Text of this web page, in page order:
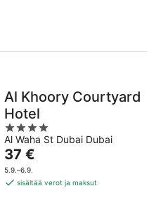
Al Khoory Courtyard
Hotel
4
out
of
5
Al Waha St Dubai Dubai
Hinta
on
37 €
37 €
5.9.–6.9.
sisältää verot ja maksut